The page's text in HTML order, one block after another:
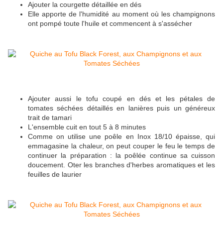
Ajouter la courgette détaillée en dés
Elle apporte de l'humidité au moment où les champignons
ont pompé toute l'huile et commencent à s'assécher
Ajouter aussi le tofu coupé en dés et les pétales de
tomates séchées détaillés en lanières puis un généreux
trait de tamari
L'ensemble cuit en tout 5 à 8 minutes
Comme on utilise une poêle en Inox 18/10 épaisse, qui
emmagasine la chaleur, on peut couper le feu le temps de
continuer la préparation : la poêlée continue sa cuisson
doucement. Oter les branches d'herbes aromatiques et les
feuilles de laurier